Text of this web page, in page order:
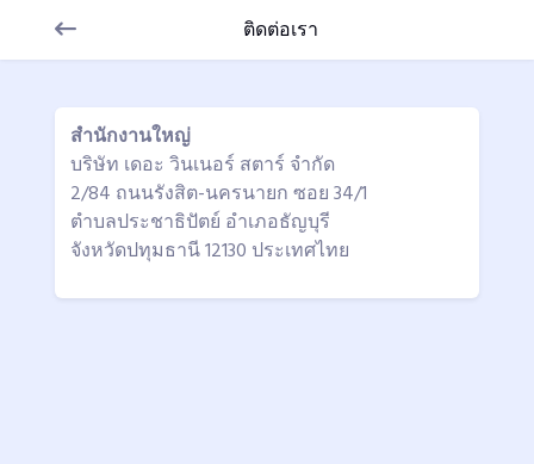
ติดต่อเรา
สำนักงานใหญ่
บริษัท เดอะ วินเนอร์ สตาร์ จำกัด
2/84 ถนนรังสิต-นครนายก ซอย 34/1
ตำบลประชาธิปัตย์ อำเภอธัญบุรี
จังหวัดปทุมธานี 12130 ประเทศไทย